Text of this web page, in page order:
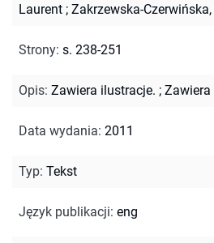
Laurent ; Zakrzewska-
Strony: s. 238-251
Opis: Zawiera ilustracje. ;
Data wydania: 2011
Typ: Tekst
Język publikacji: eng